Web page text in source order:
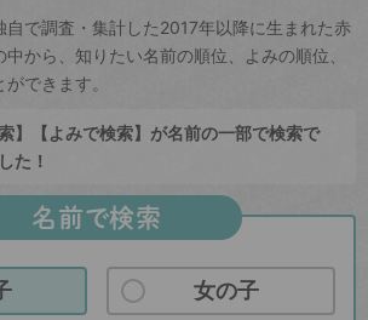
自で調査・集計した2017年以降に生まれた赤
から、知りたい名前の順位、よみの順位、
できます。
】【よみで検索】が名前の一部で検索で
た！
名前で検索
女の子